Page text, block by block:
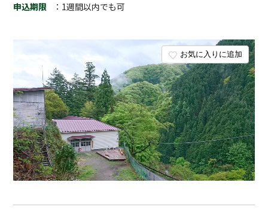
お気に入りに追加
申込期限
：1週間以内でも可